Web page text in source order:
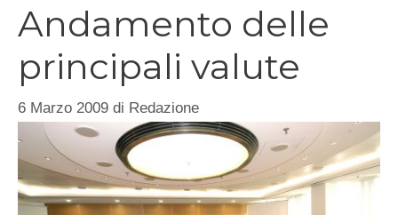
Andamento delle
principali valute
6 Marzo 2009 di Redazione